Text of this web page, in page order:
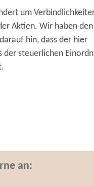
um
Aktien. Wir haben den
hin, dass der hier
steuerlichen
an: